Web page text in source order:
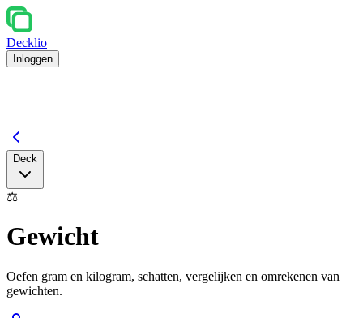
Decklio
Inloggen
Deck
⚖️
Gewicht
Oefen gram en kilogram, schatten, vergelijken en omrekenen van
gewichten.